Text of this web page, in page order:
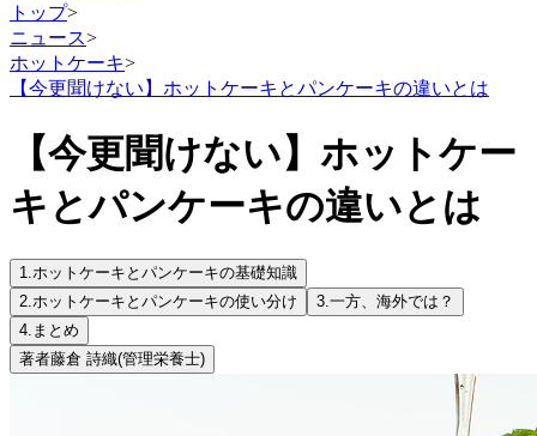
トップ>
ニュース>
ホットケーキ>
【今更聞けない】ホットケーキとパンケーキの違いとは
【今更聞けない】ホットケー
キとパンケーキの違いとは
1.ホットケーキとパンケーキの基礎知識
2.ホットケーキとパンケーキの使い分け 3.一方、海外では？
4. まとめ
著者藤倉 詩織(管理栄養士)